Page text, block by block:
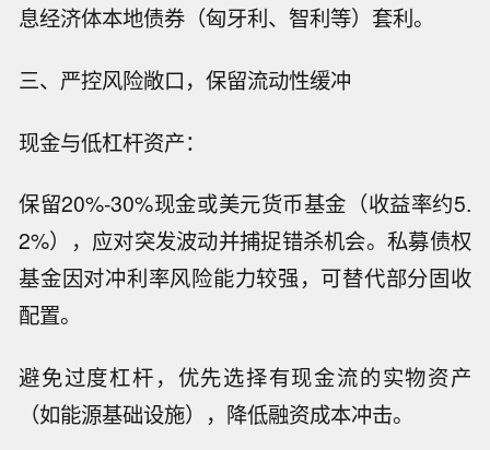
息经济体本地债券（匈牙利、智利等）套利。
三、严控风险敞口，保留流动性缓冲
现金与低杠杆资产：
保留20%-30%现金或美元货币基金（收益率约5.
2%），应对突发波动并捕捉错杀机会。私募债权
基金因对冲利率风险能力较强，可替代部分固收
配置。
避免过度杠杆，优先选择有现金流的实物资产
（如能源基础设施），降低融资成本冲击。